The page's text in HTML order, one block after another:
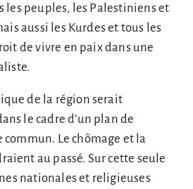
les peuples, les Palestiniens et
aussi les Kurdes et tous les
de vivre en paix dans une
de la région serait
le cadre d’un plan de
Le chômage et la
au passé. Sur cette seule
nationales et religieuses